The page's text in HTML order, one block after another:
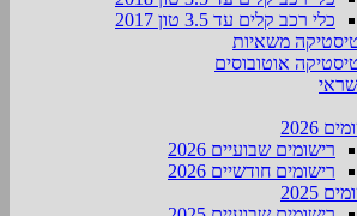
כלי רכב קלים עד 3.5 טון 2017
משאיות
אוטובוסים
2026
רישומים שבועיים 2026
רישומים חודשיים 2026
2025